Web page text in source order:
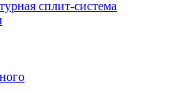
сплит-система